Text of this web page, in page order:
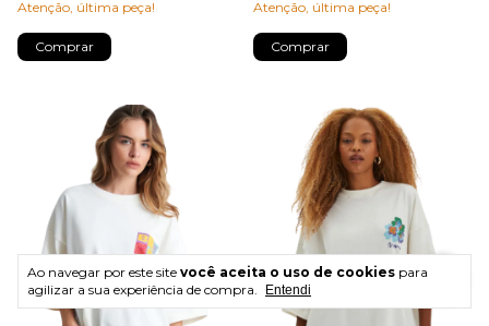
Ao navegar por este site você aceita o uso de cookies para
agilizar a sua experiência de compra.
Entendi
Atenção, última peça!
Comprar
Atenção, última peça!
Comprar